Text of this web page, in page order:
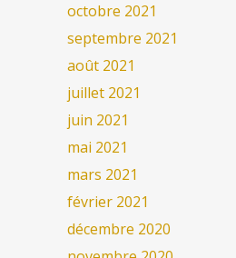
octobre 2021
septembre 2021
août 2021
juillet 2021
juin 2021
mai 2021
mars 2021
février 2021
décembre 2020